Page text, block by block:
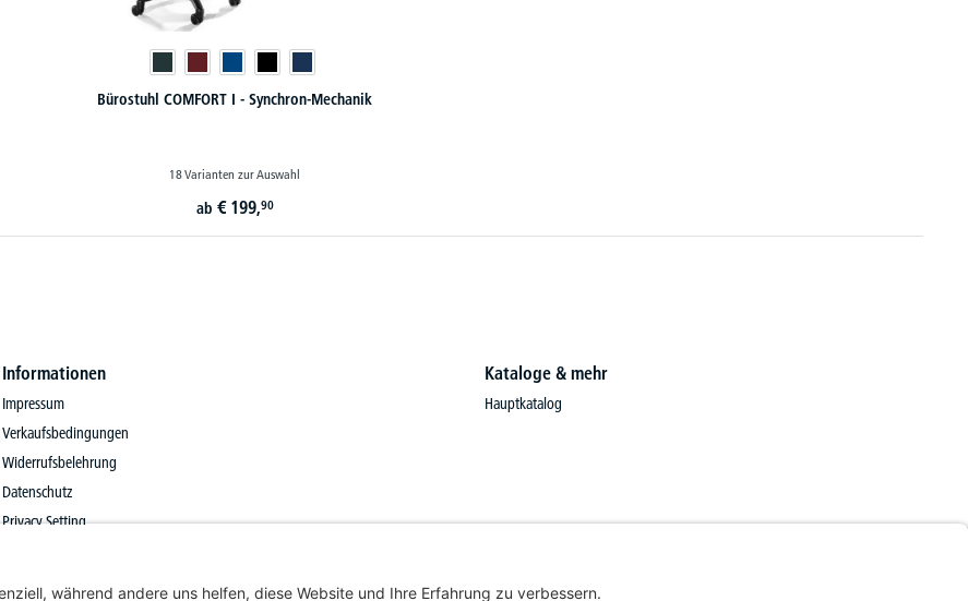
Informationen
Impressum
Verkaufsbedingungen
Widerrufsbelehrung
Datenschutz
Privacy Setting
Kataloge & mehr
Hauptkatalog